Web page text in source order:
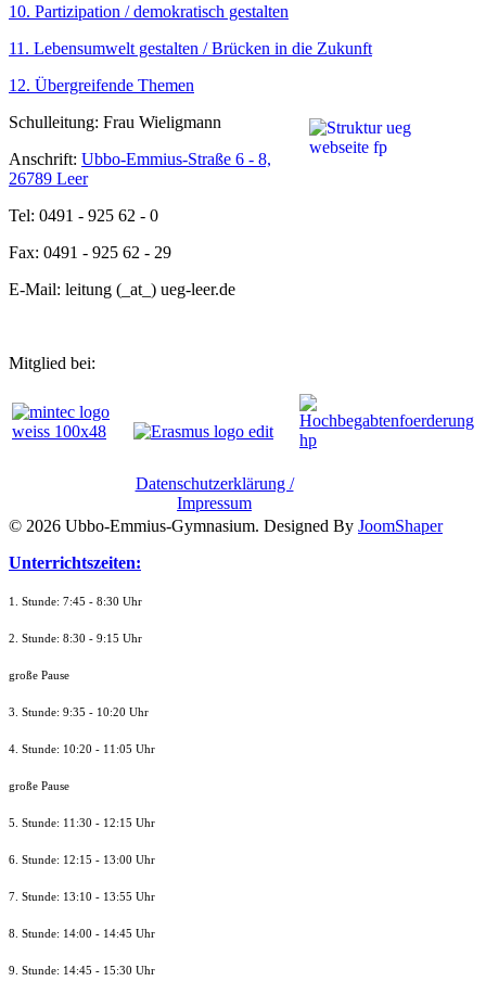
10. Partizipation / demokratisch gestalten
11. Lebensumwelt gestalten / Brücken in die Zukunft
12. Übergreifende Themen
Schulleitung: Frau Wieligmann
Anschrift: Ubbo-Emmius-Straße 6 - 8,
26789 Leer
Tel: 0491 - 925 62 - 0
Fax: 0491 - 925 62 - 29
E-Mail: leitung (_at_) ueg-leer.de
Mitglied bei:
Datenschutzerklärung /
Impressum
© 2026 Ubbo-Emmius-Gymnasium. Designed By JoomShaper
Unterrichtszeiten:
1. Stunde: 7:45 - 8:30 Uhr
2. Stunde: 8:30 - 9:15 Uhr
große Pause
3. Stunde: 9:35 - 10:20 Uhr
4. Stunde: 10:20 - 11:05 Uhr
große Pause
5. Stunde: 11:30 - 12:15 Uhr
6. Stunde: 12:15 - 13:00 Uhr
7. Stunde: 13:10 - 13:55 Uhr
8. Stunde: 14:00 - 14:45 Uhr
9. Stunde: 14:45 - 15:30 Uhr